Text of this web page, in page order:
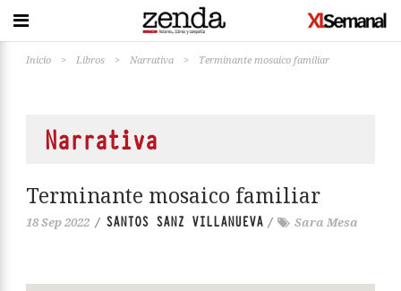
Inicio > Libros > Narrativa > Terminante mosaico familiar
Narrativa
Terminante mosaico familiar
18 Sep 2022 / SANTOS SANZ VILLANUEVA / Sara Mesa